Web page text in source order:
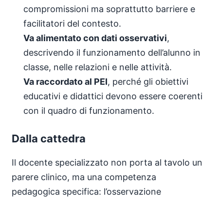
compromissioni ma soprattutto barriere e
facilitatori del contesto.
Va alimentato con dati osservativi,
descrivendo il funzionamento dell’alunno in
classe, nelle relazioni e nelle attività.
Va raccordato al PEI, perché gli obiettivi
educativi e didattici devono essere coerenti
con il quadro di funzionamento.
Dalla cattedra
Il docente specializzato non porta al tavolo un
parere clinico, ma una competenza
pedagogica specifica: l’osservazione